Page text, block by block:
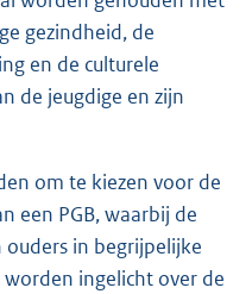
gezindheid, de
en de culturele
de jeugdige en zijn
om te kiezen voor de
een PGB, waarbij de
ouders in begrijpelijke
ingelicht over de